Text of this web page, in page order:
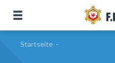
Startseite -